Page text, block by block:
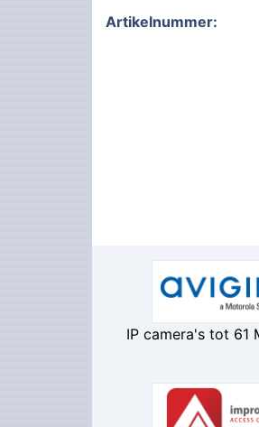
Artikelnummer:
IP camera's tot 61